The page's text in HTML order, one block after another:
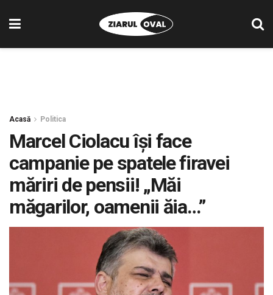
Acasă Politica
Marcel Ciolacu își face
campanie pe spatele firavei
măriri de pensii! „Măi
măgarilor, oamenii ăia…”